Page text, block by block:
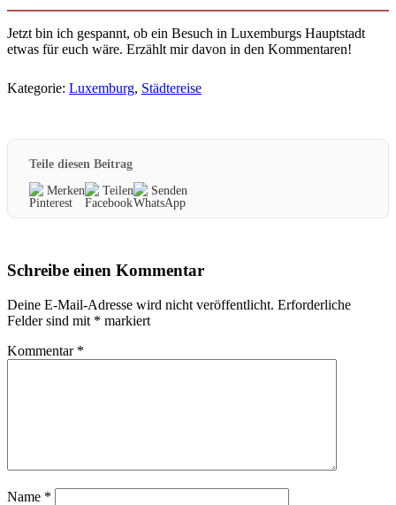
Jetzt bin ich gespannt, ob ein Besuch in Luxemburgs Hauptstadt
etwas für euch wäre. Erzählt mir davon in den Kommentaren!
Kategorie: Luxemburg, Städtereise
Teile diesen Beitrag
Merken
Teilen Senden
Schreibe einen Kommentar
Deine E-Mail-Adresse wird nicht veröffentlicht. Erforderliche
Felder sind mit * markiert
Kommentar *
Name *